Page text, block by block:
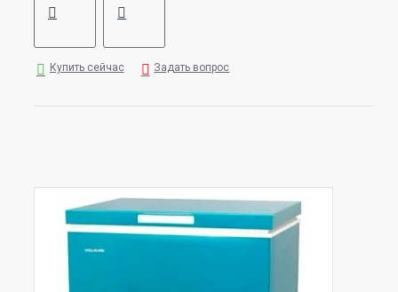
Купить сейчас Задать вопрос